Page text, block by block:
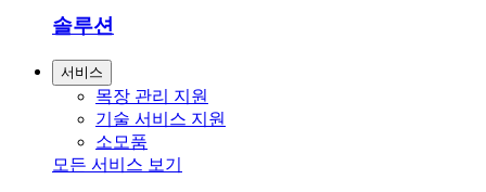
솔루션
서비스
목장 관리 지원
기술 서비스 지원
소모품
모든 서비스 보기